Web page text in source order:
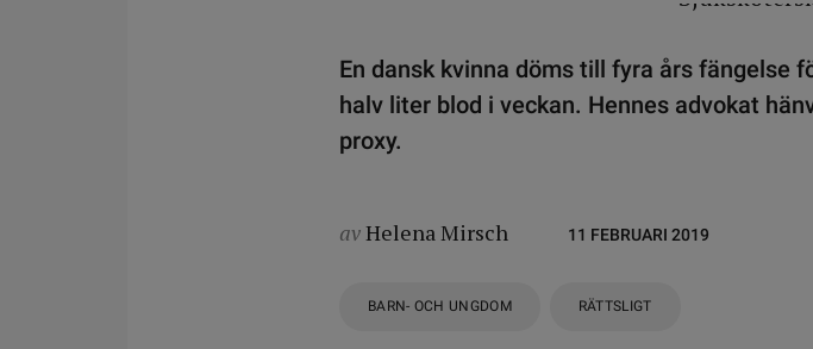
En dansk kvinna döms till fyra års fängelse
halv liter blod i veckan. Hennes advokat
proxy.
avHelena Mirsch 11 FEBRUARI 2019
BARN- OCH UNGDOM RÄTTSLIGT